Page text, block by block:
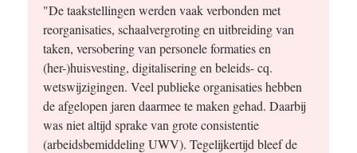
"De taakstellingen werden vaak verbonden met
reorganisaties, schaalvergroting en uitbreiding van
taken, versobering van personele formaties en
(her-)huisvesting, digitalisering en beleids- cq.
wetswijzigingen. Veel publieke organisaties hebben
de afgelopen jaren daarmee te maken gehad. Daarbij
was niet altijd sprake van grote consistentie
(arbeidsbemiddeling UWV). Tegelijkertijd bleef de